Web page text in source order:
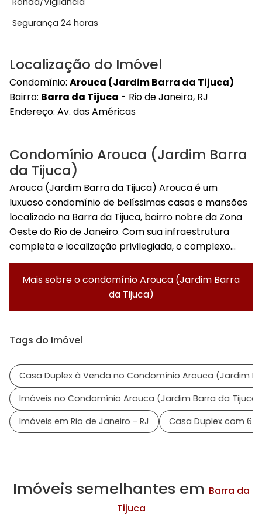
Segurança 24 horas
Localização do Imóvel
Condomínio: Arouca (Jardim Barra da Tijuca)
Bairro: Barra da Tijuca - Rio de Janeiro, RJ
Endereço: Av. das Américas
Condomínio Arouca (Jardim Barra
da Tijuca)
Arouca (Jardim Barra da Tijuca) Arouca é um
luxuoso condomínio de belíssimas casas e mansões
localizado na Barra da Tijuca, bairro nobre da Zona
Oeste do Rio de Janeiro. Com sua infraestrutura
completa e localização privilegiada, o complexo...
Mais sobre o condomínioArouca (Jardim Barra
da Tijuca)
Tags do Imóvel
Casa Duplex à Venda no Condomínio Arouca (Jardim
Imóveis no Condomínio Arouca (Jardim Barra da Tijuca)
Imóveis em Rio de Janeiro - RJ
Casa Duplex com 6
Imóveis semelhantes em Barra da
Tijuca